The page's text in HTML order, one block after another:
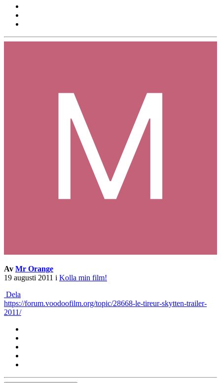
Av Mr Orange
19 augusti 2011 i Kolla min film!
Dela
https://forum.voodoofilm.org/topic/28668-le-tireur-skytten-trailer-
2011/